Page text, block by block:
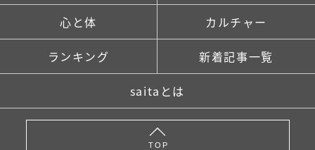
心と体 カルチャー
ランキング 新着記事一覧
saitaとは
TOP